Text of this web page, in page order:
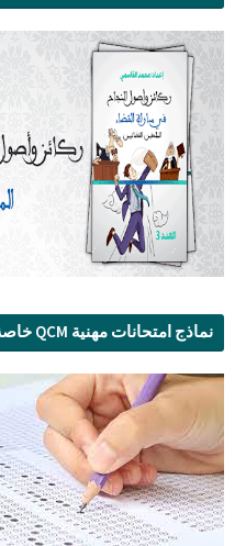
نماذج امتحانات مهنية QCM خاصة بمباريات وزارة العدل